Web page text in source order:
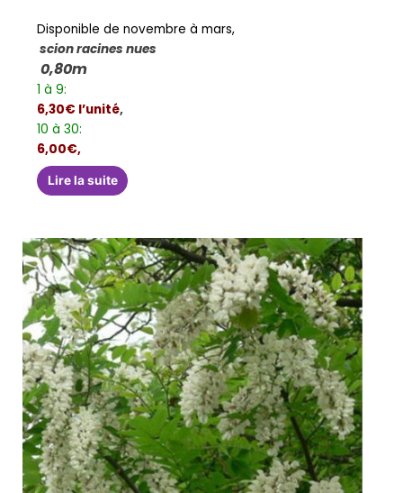
Disponible de novembre à mars,
scion racines nues
0,80m
1 à 9:
6,30€ l’unité,
10 à 30:
6,00€,
Lire la suite